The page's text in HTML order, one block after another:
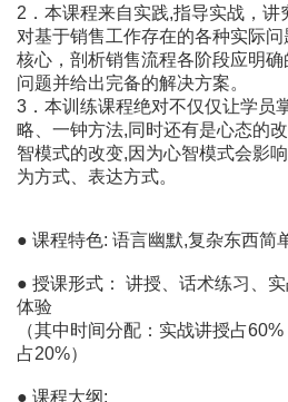
2．本课程来自实践,指导实战，讲
对基于销售工作存在的各种实际
核心，剖析销售流程各阶段应明
问题并给出完备的解决方案。
3．本训练课程绝对不仅仅让学员
略、一钟方法,同时还有是心态的
智模式的改变,因为心智模式会影
为方式、表达方式。
● 课程特色: 语言幽默,复杂东西简
● 授课形式： 讲授、话术练习、
体验
（其中时间分配：实战讲授占
占20%）
● 课程大纲: